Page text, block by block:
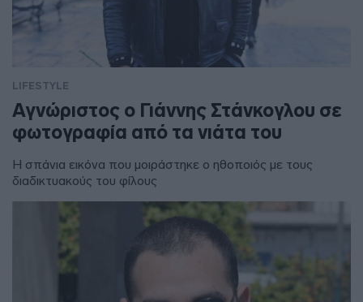
LIFESTYLE
Αγνώριστος ο Γιάννης Στάνκογλου σε
φωτογραφία από τα νιάτα του
Η σπάνια εικόνα που μοιράστηκε ο ηθοποιός με τους
διαδικτυακούς του φίλους